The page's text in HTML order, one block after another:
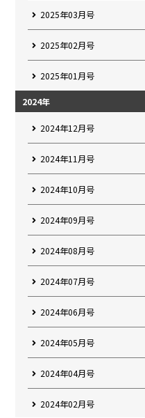
2025年03月号
2025年02月号
2025年01月号
2024年
2024年12月号
2024年11月号
2024年10月号
2024年09月号
2024年08月号
2024年07月号
2024年06月号
2024年05月号
2024年04月号
2024年02月号